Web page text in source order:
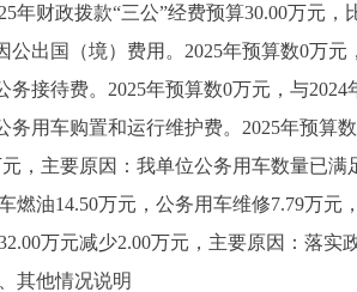
财政拨款“三公”经费预算30.00万元，
出国（境）费用。2025年预算数0万元
接待费。2025年预算数0万元，与2024
用车购置和运行维护费。2025年预算数
元，主要原因：我单位公务用车数量已
燃油14.50万元，公务用车维修7.79万元
万元减少2.00万元，主要原因：落
他情况说明